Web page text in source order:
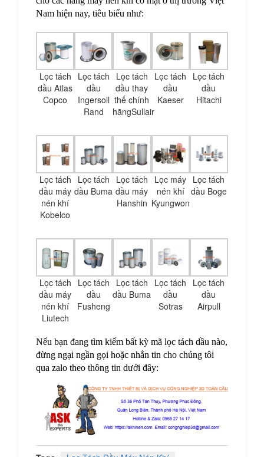
Nam hiện nay, tiêu biểu như:
Lọc tách
dầu Atlas
Copco
Lọc tách
dầu
Ingersoll
Rand
Lọc tách
dầu thay
thế chính
hãngSullair
Lọc tách
dầu
Kaeser
Lọc tách
dầu
Hitachi
Lọc tách
dầu máy
nén khí
Kobelco
Lọc tách
dầu Buma
Lọc tách
dầu máy
Hanshin
Lọc máy
nén khí
Kyungwon
Lọc tách
dầu Boge
Lọc tách
dầu máy
nén khí
Liutech
Lọc tách
dầu
Fusheng
Lọc tách
dầu Buma
Lọc tách
dầu
Sotras
Lọc tách
dầu
Airpull
Nếu bạn đang tìm kiếm bất kỳ mã lọc tách dầu nào,
đừng ngại ngần gọi hoặc nhắn tin cho chúng tôi
qua zalo theo thông tin dưới đây: